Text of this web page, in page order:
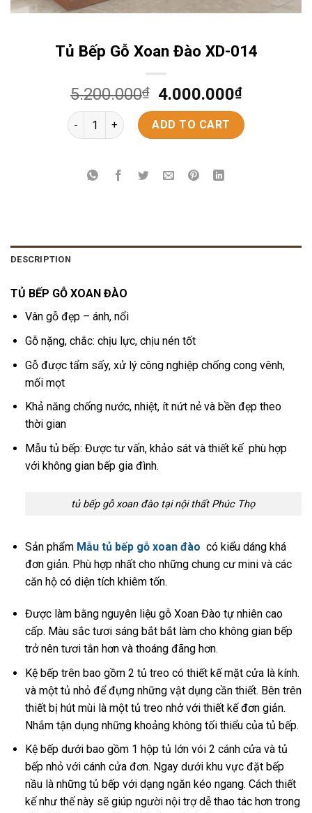
Tủ Bếp Gỗ Xoan Đào XD-014
5.200.000₫ 4.000.000₫
Tủ Bếp Gỗ Xoan Đào XD-014 quantity
ADD TO CART
DESCRIPTION
TỦ BẾP GỖ XOAN ĐÀO
Vân gỗ đẹp – ánh, nổi
Gỗ nặng, chắc: chịu lực, chịu nén tốt
Gỗ được tẩm sấy, xử lý công nghiệp chống cong vênh,
mối mọt
Khả năng chống nước, nhiệt, ít nứt nẻ và bền đẹp theo
thời gian
Mẫu tủ bếp: Được tư vấn, khảo sát và thiết kế phù hợp
với không gian bếp gia đình.
tủ bếp gỗ xoan đào tại nội thất Phúc Thọ
Sản phẩm Mẫu tủ bếp gỗ xoan đào có kiểu dáng khá
đơn giản. Phù hợp nhất cho những chung cư mini và các
căn hộ có diện tích khiêm tốn.
Được làm bằng nguyên liệu gỗ Xoan Đào tự nhiên cao
cấp. Màu sắc tươi sáng bắt bắt làm cho không gian bếp
trở nên tươi tắn hơn và thoáng đãng hơn.
Kệ bếp trên bao gồm 2 tủ treo có thiết kế mặt cửa là kính.
và một tủ nhỏ để đựng những vật dụng cần thiết. Bên trên
thiết bị hút mùi là một tủ treo nhở với thiết kế đơn giản.
Nhắm tận dụng những khoảng không tối thiểu của tủ bếp.
Kệ bếp dưới bao gồm 1 hộp tủ lớn vói 2 cánh cửa và tủ
bếp nhỏ với cánh cửa đơn. Ngay dưới khu vực đặt bếp
nầu là những tủ bếp với dạng ngăn kéo ngang. Cách thiết
kế như thế này sẽ giúp người nội trợ dễ thao tác hơn trong